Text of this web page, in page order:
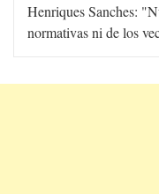
Henriques Sanches:
normativas ni de los